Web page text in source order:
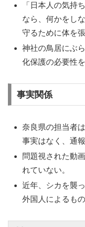
「日本人の気持
なら、何かをし
守るために体を
神社の鳥居にぶ
化保護の必要性を
事実関係
奈良県の担当者
事実はなく、通
問題視された動
れていない。
近年、シカを襲
外国人によるも